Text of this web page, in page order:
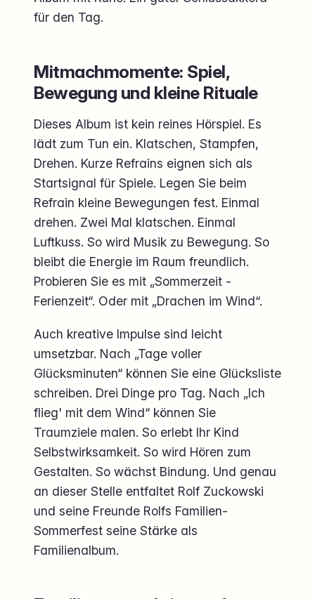
für den Tag.
Mitmachmomente: Spiel,
Bewegung und kleine Rituale
Dieses Album ist kein reines Hörspiel. Es
lädt zum Tun ein. Klatschen, Stampfen,
Drehen. Kurze Refrains eignen sich als
Startsignal für Spiele. Legen Sie beim
Refrain kleine Bewegungen fest. Einmal
drehen. Zwei Mal klatschen. Einmal
Luftkuss. So wird Musik zu Bewegung. So
bleibt die Energie im Raum freundlich.
Probieren Sie es mit „Sommerzeit -
Ferienzeit“. Oder mit „Drachen im Wind“.
Auch kreative Impulse sind leicht
umsetzbar. Nach „Tage voller
Glücksminuten“ können Sie eine Glücksliste
schreiben. Drei Dinge pro Tag. Nach „Ich
flieg' mit dem Wind“ können Sie
Traumziele malen. So erlebt Ihr Kind
Selbstwirksamkeit. So wird Hören zum
Gestalten. So wächst Bindung. Und genau
an dieser Stelle entfaltet Rolf Zuckowski
und seine Freunde Rolfs Familien-
Sommerfest seine Stärke als
Familienalbum.